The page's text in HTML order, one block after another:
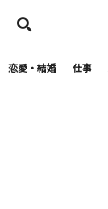
恋愛・結婚 仕事